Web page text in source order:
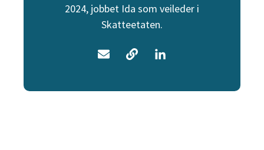
2024, jobbet Ida som veileder i
Skatteetaten.